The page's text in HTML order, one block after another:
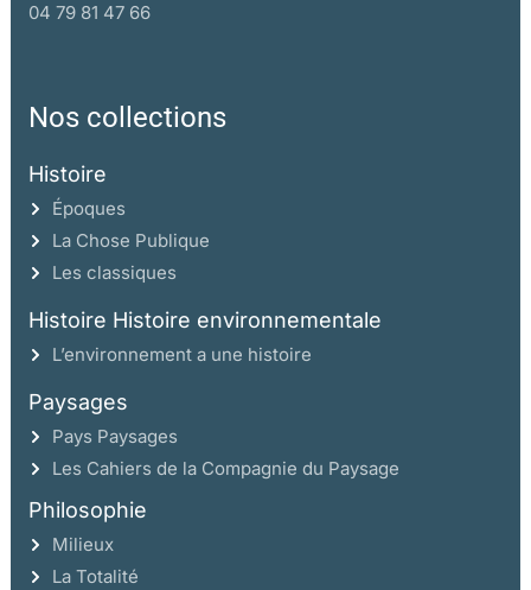
04 79 81 47 66
Nos collections
Histoire
Époques
La Chose Publique
Les classiques
Histoire Histoire environnementale
L’environnement a une histoire
Paysages
Pays Paysages
Les Cahiers de la Compagnie du Paysage
Philosophie
Milieux
La Totalité